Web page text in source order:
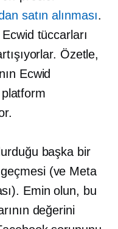
satın alınması.
tüccarları
Özetle,
Ecwid
platform
başka bir
(ve Meta
Emin olun, bu
değerini